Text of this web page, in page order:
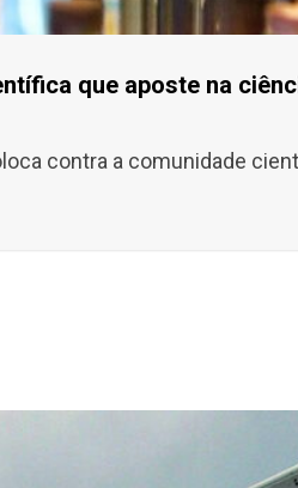
que aposte na
contra a comunidade